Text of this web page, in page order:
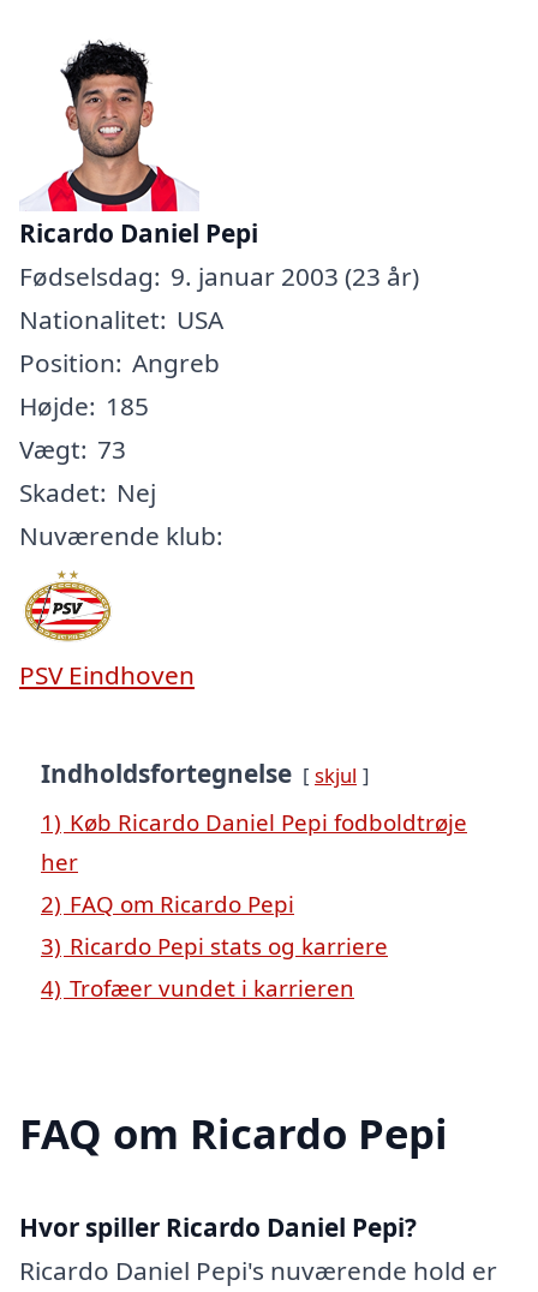
Ricardo Daniel Pepi
Fødselsdag: 9. januar 2003 (23 år)
Nationalitet: USA
Position: Angreb
Højde: 185
Vægt: 73
Skadet: Nej
Nuværende klub:
PSV Eindhoven
Indholdsfortegnelse skjul
1) Køb Ricardo Daniel Pepi fodboldtrøje
her
2) FAQ om Ricardo Pepi
3) Ricardo Pepi stats og karriere
4) Trofæer vundet i karrieren
FAQ om Ricardo Pepi
Hvor spiller Ricardo Daniel Pepi?
Ricardo Daniel Pepi's nuværende hold er